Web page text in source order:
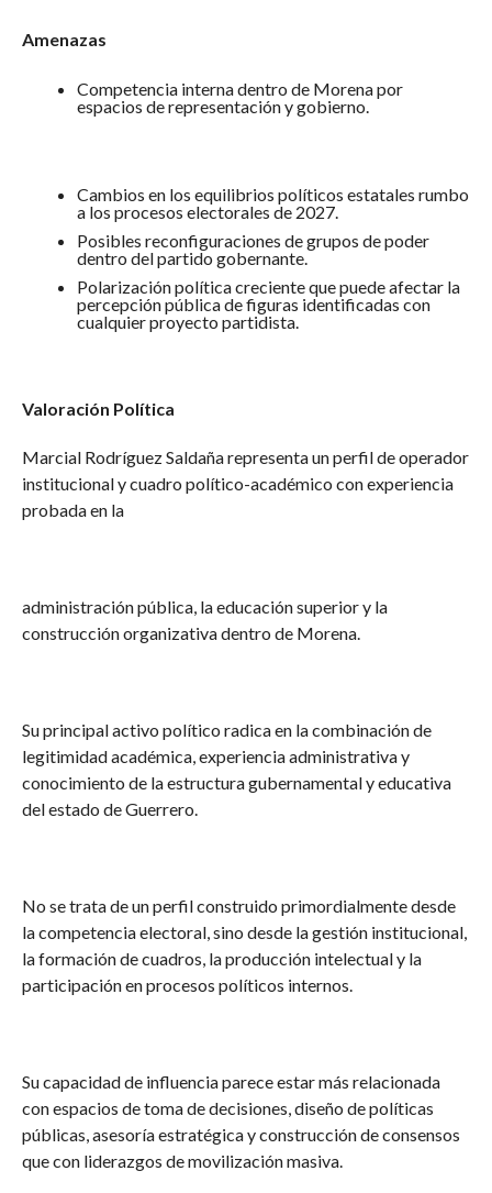
Amenazas
Competencia interna dentro de Morena por
espacios de representación y gobierno.
Cambios en los equilibrios políticos estatales rumbo
a los procesos electorales de 2027.
Posibles reconfiguraciones de grupos de poder
dentro del partido gobernante.
Polarización política creciente que puede afectar la
percepción pública de figuras identificadas con
cualquier proyecto partidista.
Valoración Política
Marcial Rodríguez Saldaña representa un perfil de operador
institucional y cuadro político-académico con experiencia
probada en la
administración pública, la educación superior y la
construcción organizativa dentro de Morena.
Su principal activo político radica en la combinación de
legitimidad académica, experiencia administrativa y
conocimiento de la estructura gubernamental y educativa
del estado de Guerrero.
No se trata de un perfil construido primordialmente desde
la competencia electoral, sino desde la gestión institucional,
la formación de cuadros, la producción intelectual y la
participación en procesos políticos internos.
Su capacidad de influencia parece estar más relacionada
con espacios de toma de decisiones, diseño de políticas
públicas, asesoría estratégica y construcción de consensos
que con liderazgos de movilización masiva.